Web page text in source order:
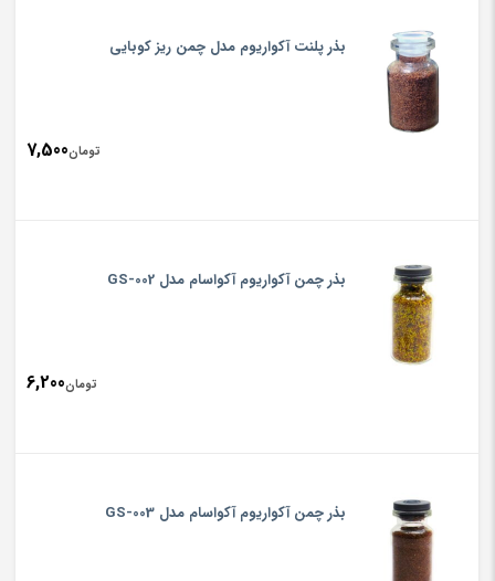
بذر پلنت آکواریوم مدل چمن ریز کوبایی
تومان7,500
بذر چمن آکواریوم آکواسام مدل GS-002
تومان6,200
بذر چمن آکواریوم آکواسام مدل GS-003